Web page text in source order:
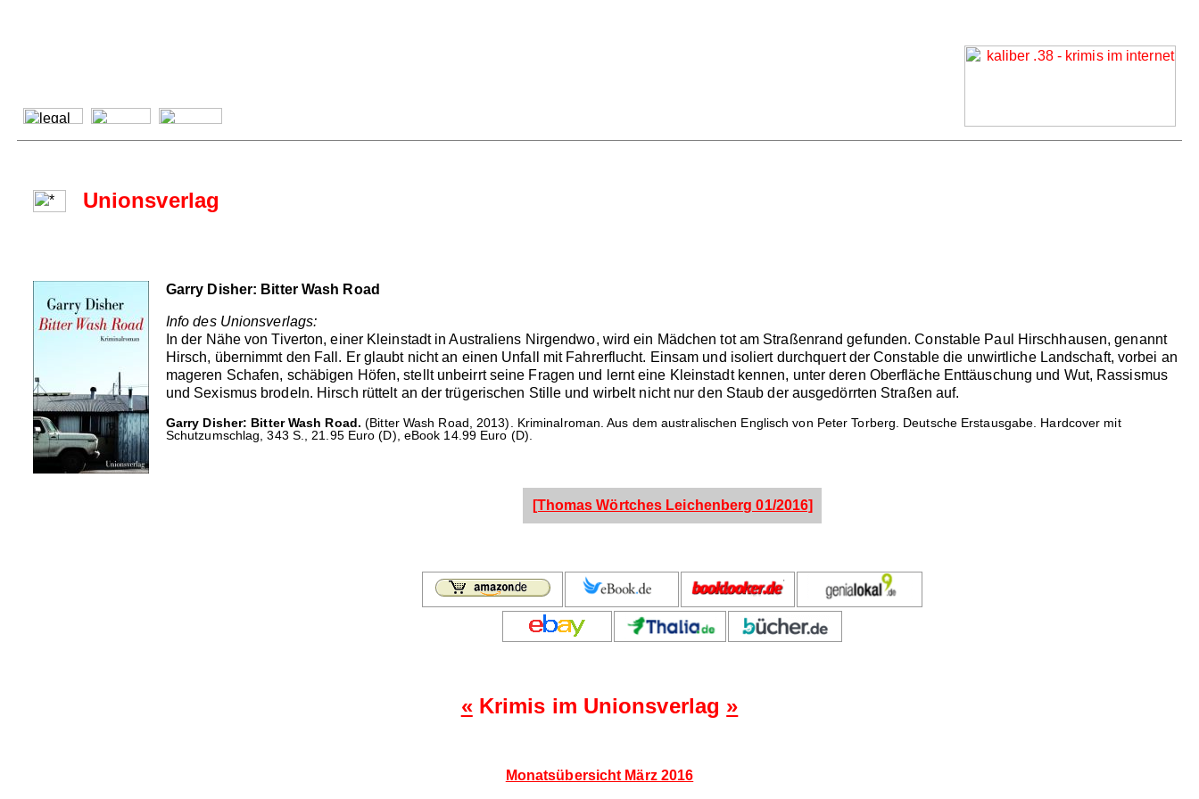
Unionsverlag
Garry Disher: Bitter Wash Road
Info des Unionsverlags:
In der Nähe von Tiverton, einer Kleinstadt in Australiens Nirgendwo, wird ein Mädchen tot am Straßenrand gefunden. Constable Paul Hirschhausen, genannt
Hirsch, übernimmt den Fall. Er glaubt nicht an einen Unfall mit Fahrerflucht. Einsam und isoliert durchquert der Constable die unwirtliche Landschaft, vorbei an
mageren Schafen, schäbigen Höfen, stellt unbeirrt seine Fragen und lernt eine Kleinstadt kennen, unter deren Oberfläche Enttäuschung und Wut, Rassismus
und Sexismus brodeln. Hirsch rüttelt an der trügerischen Stille und wirbelt nicht nur den Staub der ausgedörrten Straßen auf.
Garry Disher: Bitter Wash Road. (Bitter Wash Road, 2013). Kriminalroman. Aus dem australischen Englisch von Peter Torberg. Deutsche Erstausgabe. Hardcover mit
Schutzumschlag, 343 S., 21.95 Euro (D), eBook 14.99 Euro (D).
[Thomas Wörtches Leichenberg 01/2016]
«Krimis im Unionsverlag »
Monatsübersicht März 2016